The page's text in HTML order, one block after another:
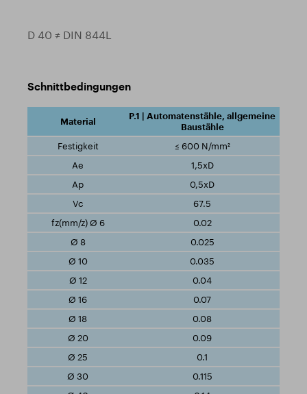
D 40 ≠ DIN 844L
Schnittbedingungen
P.1 | Automatenstähle, allgemeine
Baustähle
≤ 600 N/mm²
1,5xD
0,5xD
67.5
0.02
0.025
0.035
0.04
0.07
0.08
0.09
0.1
0.115